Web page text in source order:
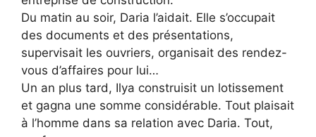
Du matin au soir, Daria l’aidait. Elle s’occupait
des documents et des présentations,
supervisait les ouvriers, organisait des rendez-
vous d’affaires pour lui…
Un an plus tard, Ilya construisit un lotissement
et gagna une somme considérable. Tout plaisait
à l’homme dans sa relation avec Daria. Tout,